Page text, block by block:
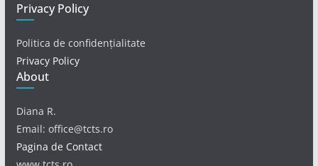
Privacy Policy
Politica de confidențialitate
Privacy Policy
About
Diana R.
Email: office@tcts.ro
Pagina de Contact